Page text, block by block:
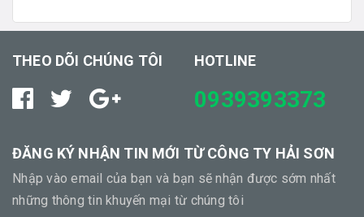
THEO DÕI CHÚNG TÔI HOTLINE
0939393373
ĐĂNG KÝ NHẬN TIN MỚI TỪ CÔNG TY HẢI SƠN
Nhập vào email của bạn và bạn sẽ nhận được sớm nhất
những thông tin khuyến mại từ chúng tôi